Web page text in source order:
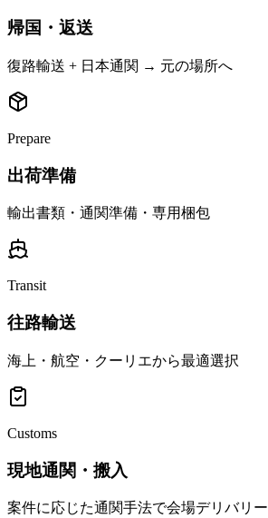
帰国・返送
復路輸送 + 日本通関 → 元の場所へ
Prepare
出荷準備
輸出書類・通関準備・専用梱包
Transit
往路輸送
海上・航空・クーリエから最適選択
Customs
現地通関・搬入
案件に応じた通関手法で会場デリバリー